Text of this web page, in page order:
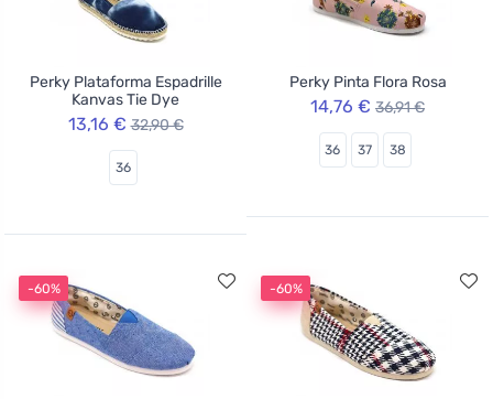
Perky Plataforma Espadrille
Kanvas Tie Dye
13,16 € 32,90 €
36
Perky Pinta Flora Rosa
14,76 € 36,91 €
36 37 38
-60% -60%